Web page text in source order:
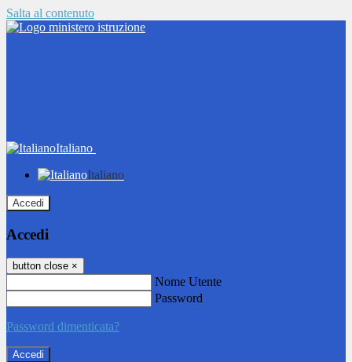
Salta al contenuto
Italiano
Italiano
Accedi
Accedi
button close ×
Nome Utente
Password
Password dimenticata?